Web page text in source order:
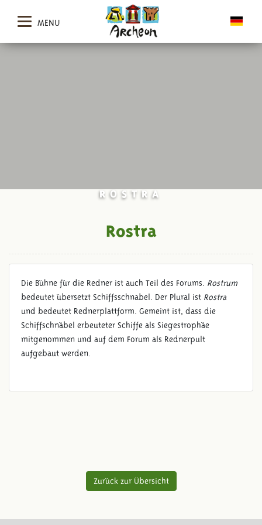
MENU
ROSTRA
Rostra
Die Bühne für die Redner ist auch Teil des Forums. Rostrum
bedeutet übersetzt Schiffsschnabel. Der Plural ist Rostra
und bedeutet Rednerplattform. Gemeint ist, dass die
Schiffschnäbel erbeuteter Schiffe als Siegestrophäe
mitgenommen und auf dem Forum als Rednerpult
aufgebaut werden.
Zurück zur Übersicht